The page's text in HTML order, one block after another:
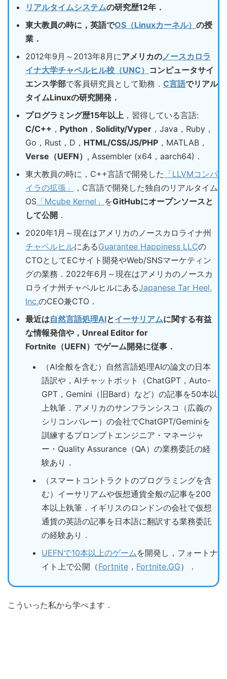
リアルタイムシステムの研究歴12年．
東大教員の時に，英語でOS（Linuxカーネル） の授
業．
2012年9月～2013年8月にアメリカのノースカロラ
イナ大学チャペルヒル校（UNC） コンピュータサイ
エンス学部で客員研究員として勤務． C言語でリアル
タイムLinuxの研究開発．
プログラミング歴15年以上 ，習得している言語:
C/C++ ， Python ， Solidity/Vyper ，Java，Ruby，
Go，Rust，D， HTML/CSS/JS/PHP ，MATLAB，
Verse（UEFN） , Assembler (x64，aarch64)．
東大教員の時に，C++言語で開発した 「LLVMコンパ
イラの拡張」
，C言語で開発した独自のリアルタイム
OS 「Mcube Kernel」 をGitHubにオープンソースと
して公開 ．
2020年1月～現在はアメリカのノースカロライナ州
チャペルヒルにあるGuarantee Happiness LLCの
CTOとしてECサイト開発やWeb/SNSマーケティン
グの業務．2022年6月～現在はアメリカのノースカ
ロライナ州チャペルヒルにあるJapanese Tar Heel,
Inc.のCEO兼CTO．
最近は自然言語処理AIとイーサリアムに関する有益
な情報発信や，Unreal Editor for
Fortnite（UEFN）でゲーム開発に従事．
（AI全般を含む）自然言語処理AIの論文の日本
語訳や，AIチャットボット（ChatGPT，Auto-
GPT，Gemini（旧Bard）など）の記事を50本以
上執筆．アメリカのサンフランシスコ（広義の
シリコンバレー）の会社でChatGPT/Geminiを
訓練するプロンプトエンジニア・マネージャ
ー・Quality Assurance（QA）の業務委託の経
験あり．
（スマートコントラクトのプログラミングを含
む）イーサリアムや仮想通貨全般の記事を200
本以上執筆．イギリスのロンドンの会社で仮想
通貨の英語の記事を日本語に翻訳する業務委託
の経験あり．
UEFNで10本以上のゲームを開発し，フォートナ
イト上で公開（Fortnite ， Fortnite.GG）．
こういった私から学べます．